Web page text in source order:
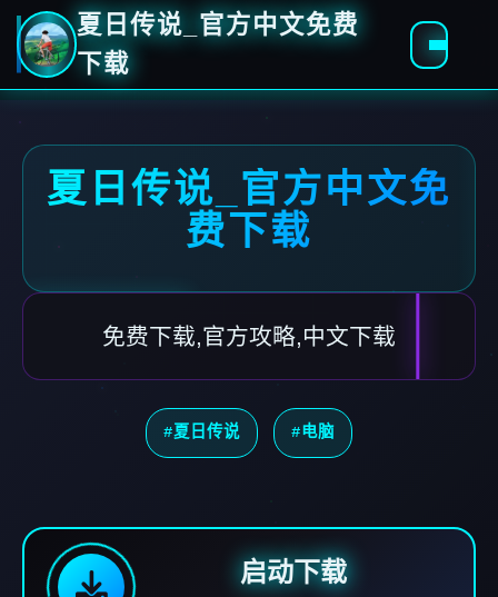
夏日传说_官方中文免费
下载
夏日传说_官方中文免
费下载
免费下载,官方攻略,中文下载
#夏日传说 #电脑
启动下载